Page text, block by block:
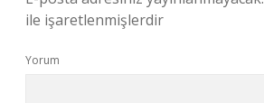
ile işaretlenmişlerdir
Yorum